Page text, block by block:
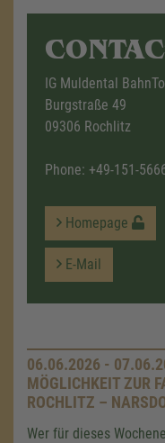
IG Muldental
Burgstraße 49
09306 Rochlitz
Phone: +49-151-
Homepage
E-Mail
06.06.2026 -
MÖGLICHKEIT ZUR
ROCHLITZ –
Wer für dieses